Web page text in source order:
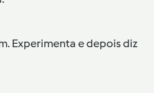
Experimenta e depois diz